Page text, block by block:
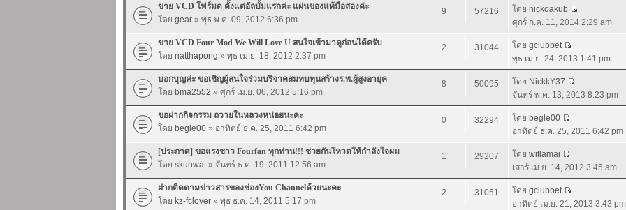
ขาย VCD โฟร์มด ตั้งแต่อัลบั้มแรกค่ะ แผ่นของแท้มือสองค่ะ
โดย gear » พุธ พ.ค. 09, 2012 6:36 pm
9 57216 โดย nickoakub
ศุกร์ ก.ค. 11, 2014 2:29 am
ขาย VCD Four Mod We Will Love U สนใจเข้ามาดูก่อนได้ครับ
โดย natthapong » พุธ เม.ย. 18, 2012 2:37 pm
2 31044 โดย gclubbet
พุธ เม.ย. 24, 2013 1:41 pm
บอกบุญค่ะ ขอเชิญผู้สนใจร่วมบริจาคสมทบทุนสร้างร.พ.ผู้สูงอายุค
โดย bma2552 » ศุกร์ เม.ย. 06, 2012 5:16 pm
8 50095 โดย NickkY37
จันทร์ พ.ค. 13, 2013 8:23 pm
ขอฝากกิจกรรม ถวายในหลวงหน่อยนะคะ
โดย begle00 » อาทิตย์ ธ.ค. 25, 2011 6:42 pm
0 32294 โดย begle00
อาทิตย์ ธ.ค. 25, 2011 6:42 pm
[ประกาศ] ขอแรงชาว Fourfan ทุกท่าน!!! ช่วยกันโหวตให้กำลังใจผม
โดย skunwat» จันทร์ ธ.ค. 19, 2011 12:56 am
1 29207 โดย witlamai
เสาร์ เม.ย. 14, 2012 3:45 am
ฝากติดตามข่าวสารของช่องYou Channelด้วยนะคะ
โดย kz-fclover » พุธ ธ.ค. 14, 2011 5:17 pm
2 31051 โดย gclubbet
อาทิตย์ เม.ย. 21, 2013 3:43 pm